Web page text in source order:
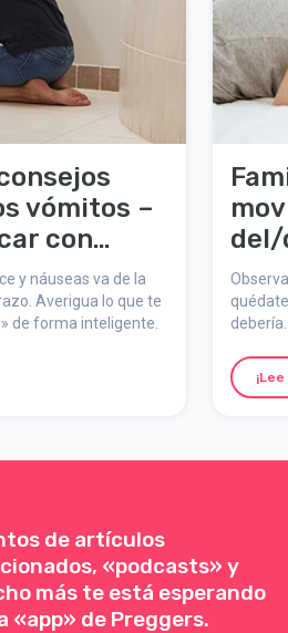
vómitos –
con
y náuseas va de la
Averigua lo que te
de forma inteligente.
del/
de artículos
«podcasts» y
más te está esperando
«app» de Preggers.